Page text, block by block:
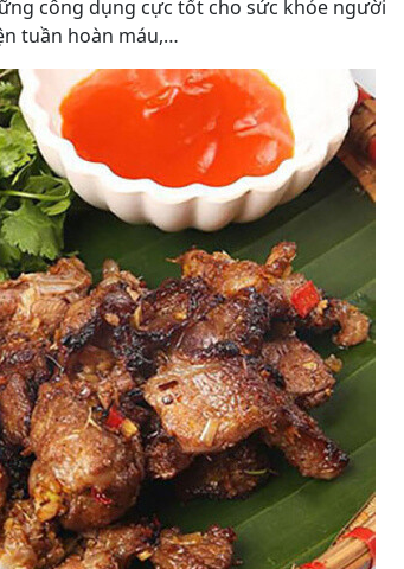
công dụng cực tốt cho sức khỏe người
tuần hoàn máu,…